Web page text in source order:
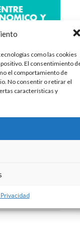
como las cookies
El consentimiento
el comportamiento de
No consentir o retirar el
características y
Suenan
dos
pero no
económico se